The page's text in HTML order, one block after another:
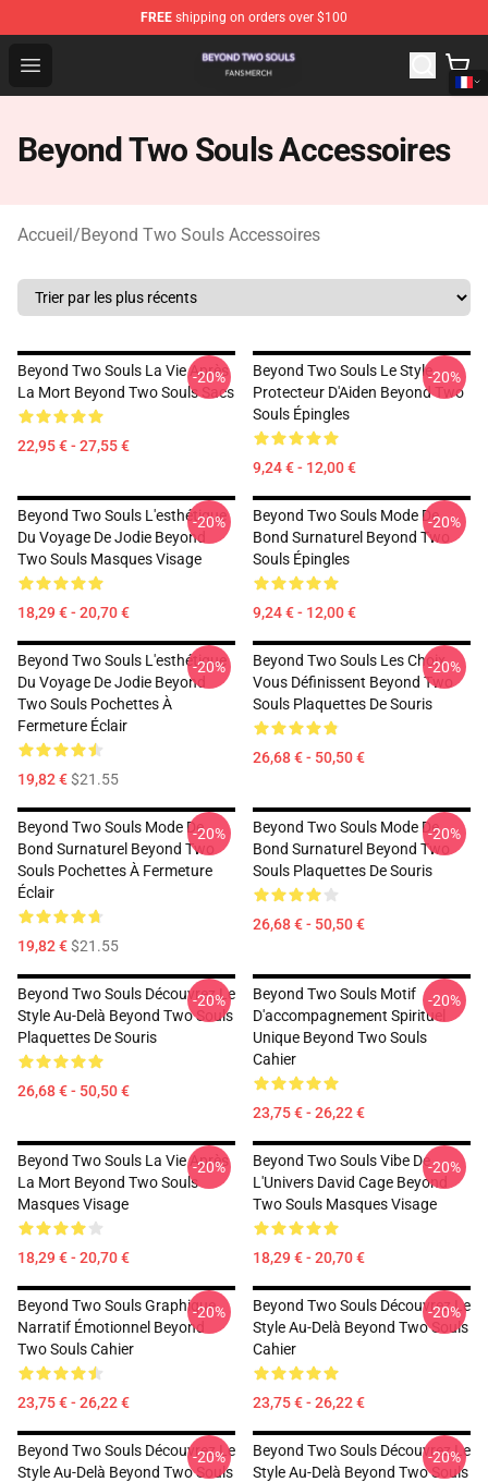
FREE shipping on orders over $100
Open menu
Beyond Two Souls Shop - Official Beyond Two Souls
Beyond Two Souls Accessoires
Accueil/Beyond Two Souls Accessoires
Beyond Two Souls La Vie Après
La Mort Beyond Two Souls Sacs
22,95 € - 27,55 €
-20%
Beyond Two Souls Le Style
Protecteur D'Aiden Beyond Two
Souls Épingles
9,24 € - 12,00 €
-20%
Beyond Two Souls L'esthétique
Du Voyage De Jodie Beyond
Two Souls Masques Visage
18,29 € - 20,70 €
-20%
Beyond Two Souls Mode De
Bond Surnaturel Beyond Two
Souls Épingles
9,24 € - 12,00 €
-20%
Beyond Two Souls L'esthétique
Du Voyage De Jodie Beyond
Two Souls Pochettes À
Fermeture Éclair
19,82 €$21.55
-20%
Beyond Two Souls Les Choix
Vous Définissent Beyond Two
Souls Plaquettes De Souris
26,68 € - 50,50 €
-20%
Beyond Two Souls Mode De
Bond Surnaturel Beyond Two
Souls Pochettes À Fermeture
Éclair
19,82 €$21.55
-20%
Beyond Two Souls Mode De
Bond Surnaturel Beyond Two
Souls Plaquettes De Souris
26,68 € - 50,50 €
-20%
Beyond Two Souls Découvrez Le
Style Au-Delà Beyond Two Souls
Plaquettes De Souris
26,68 € - 50,50 €
-20%
Beyond Two Souls Motif
D'accompagnement Spirituel
Unique Beyond Two Souls
Cahier
23,75 € - 26,22 €
-20%
Beyond Two Souls La Vie Après
La Mort Beyond Two Souls
Masques Visage
18,29 € - 20,70 €
-20%
Beyond Two Souls Vibe De
L'Univers David Cage Beyond
Two Souls Masques Visage
18,29 € - 20,70 €
-20%
Beyond Two Souls Graphique
Narratif Émotionnel Beyond
Two Souls Cahier
23,75 € - 26,22 €
-20%
Beyond Two Souls Découvrez Le
Style Au-Delà Beyond Two Souls
Cahier
23,75 € - 26,22 €
-20%
Beyond Two Souls Découvrez Le
Style Au-Delà Beyond Two Souls
-20%
Beyond Two Souls Découvrez Le
Style Au-Delà Beyond Two Souls
-20%